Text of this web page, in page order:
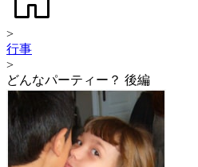
>
行事
>
どんなパーティー？ 後編